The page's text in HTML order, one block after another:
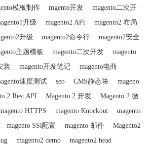
模板制作 mgento开发
magento二次开
升级 magento2 API
magento2 布局
升级 magento2命令行
magento2安全
主题模板 magento二次开发
magento
装 magento开发笔记
magento电商
速度测试 seo CMS静态块
mageno
2 Rest API Magento 2 开发
Magento 2 徽
HTTPS magento Knockout
magento
magento SSl配置 magento 邮件
Magento2
magento2 demo
magento2 head